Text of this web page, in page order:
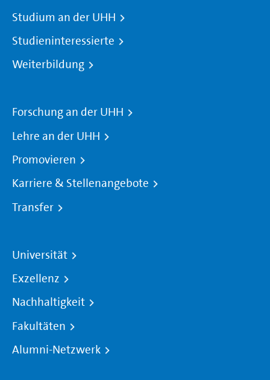
Studium an der UHH
Studieninteressierte
Weiterbildung
Forschung an der UHH
Lehre an der UHH
Promovieren
Karriere & Stellenangebote
Transfer
Universität
Exzellenz
Nachhaltigkeit
Fakultäten
Alumni-Netzwerk